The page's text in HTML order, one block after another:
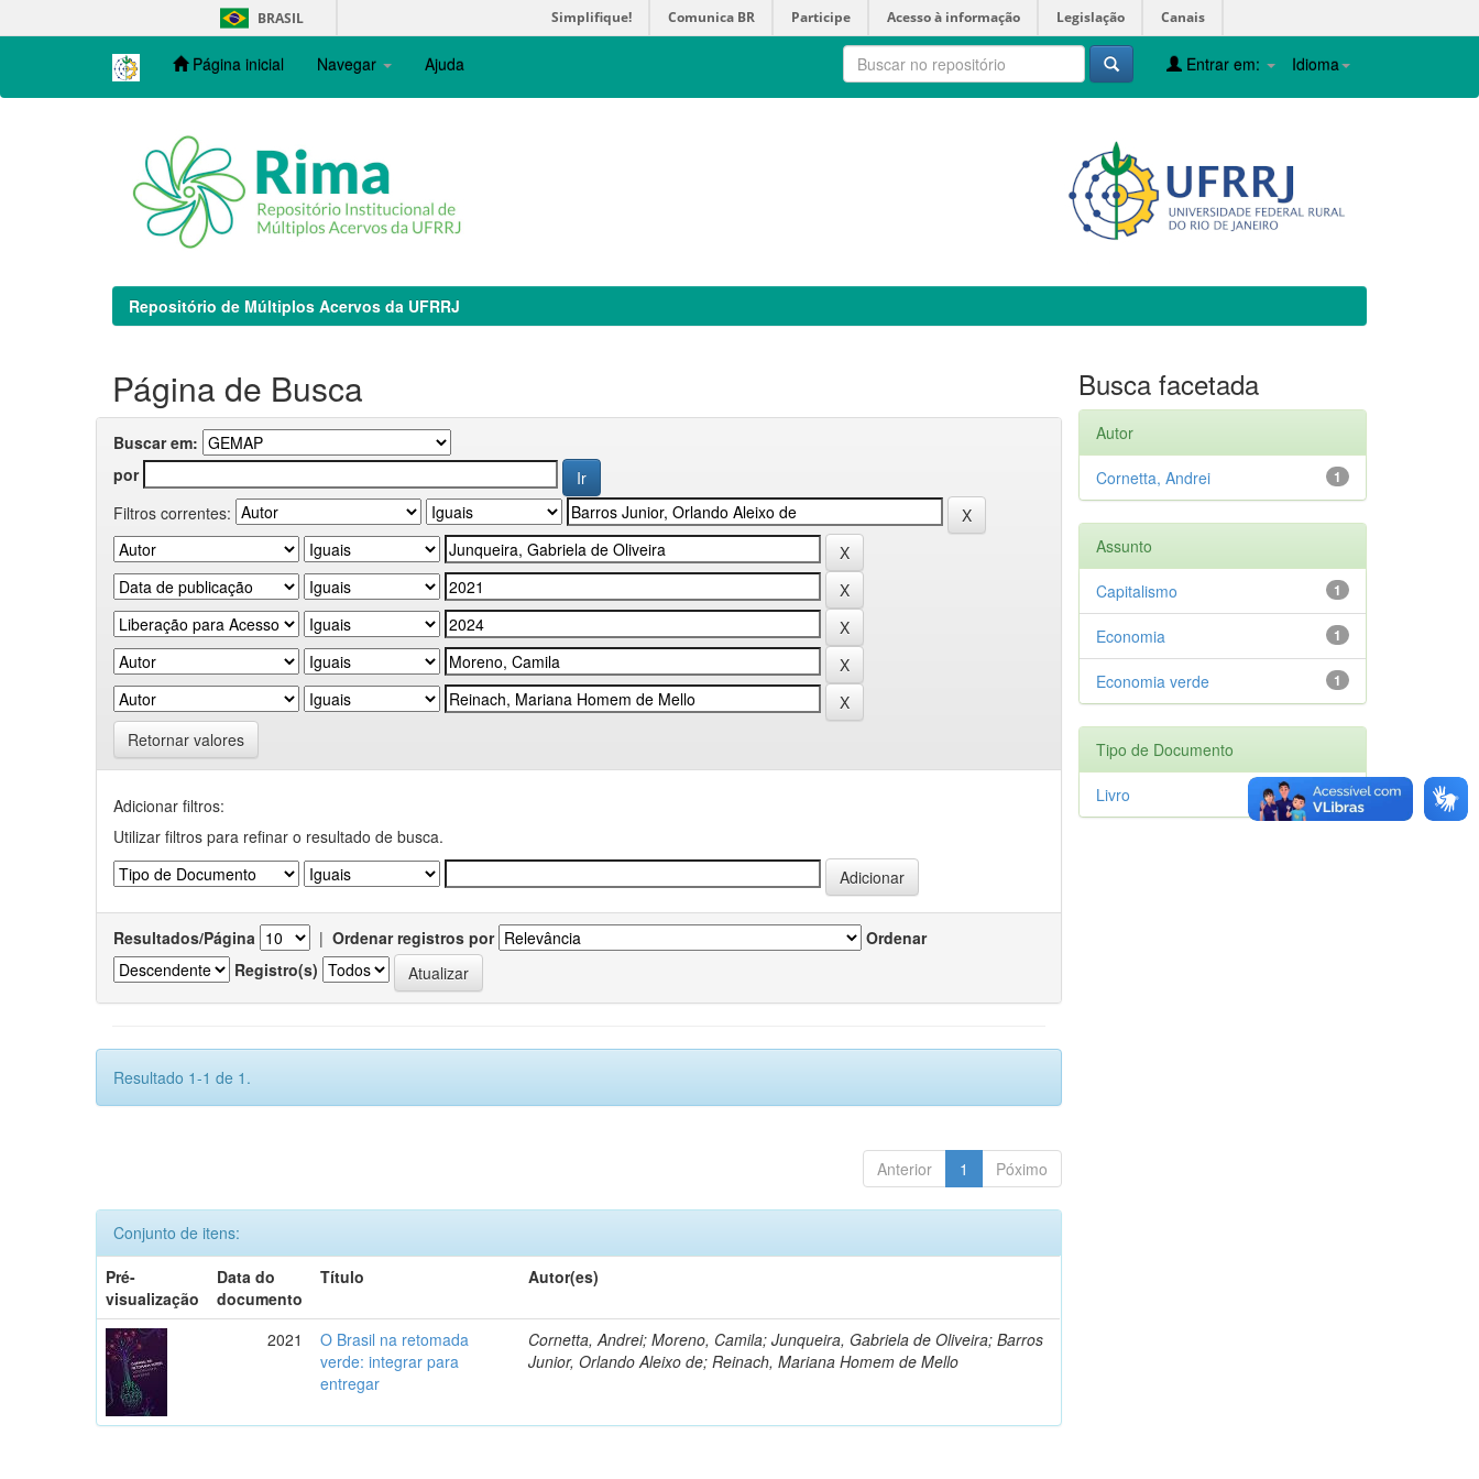
navigation
BRASIL Simplifique! Comunica BR Participe Acesso à informação Legislação Canais
Página inicial Navegar Ajuda Idioma
Entrar em:
Repositório de Múltiplos Acervos da UFRRJ
Página de Busca
Buscar em:
por
Filtros correntes:
Retornar valores
Adicionar filtros:
Utilizar filtros para refinar o resultado de busca.
Resultados/Página | Ordenar registros por
Ordenar
Registro(s)
Resultado 1-1 de 1.
Anterior 1 Póximo
Conjunto de itens:
Pré-
visualização
Data do
documento
Título Autor(es)
2021
O Brasil na retomada
verde: integrar para
entregar
Cornetta, Andrei; Moreno, Camila; Junqueira, Gabriela de Oliveira; Barros
Junior, Orlando Aleixo de; Reinach, Mariana Homem de Mello
Busca facetada
Autor
1
Cornetta, Andrei
Assunto
1
Capitalismo
1
Economia
1
Economia verde
Tipo de Documento
1
Livro